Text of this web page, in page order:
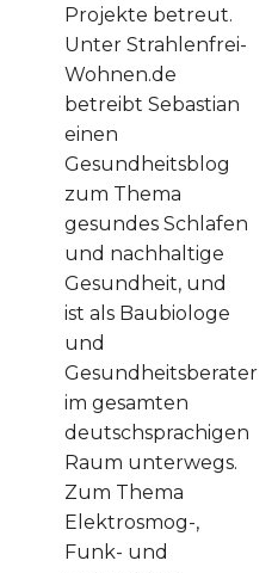
Projekte betreut.
Unter Strahlenfrei-
Wohnen.de
betreibt Sebastian
einen
Gesundheitsblog
zum Thema
gesundes Schlafen
und nachhaltige
Gesundheit, und
ist als Baubiologe
und
Gesundheitsberater
im gesamten
deutschsprachigen
Raum unterwegs.
Zum Thema
Elektrosmog-,
Funk- und